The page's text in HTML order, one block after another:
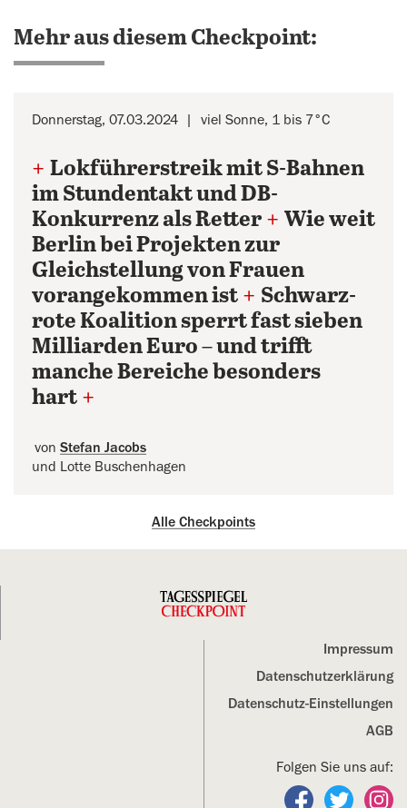
Mehr aus diesem Checkpoint:
Donnerstag, 07.03.2024 viel Sonne, 1 bis 7°C
+ Lokführerstreik mit S-Bahnen
im Stundentakt und DB-
Konkurrenz als Retter + Wie weit
Berlin bei Projekten zur
Gleichstellung von Frauen
vorangekommen ist + Schwarz-
rote Koalition sperrt fast sieben
Milliarden Euro – und trifft
manche Bereiche besonders
hart +
von Stefan Jacobs
und Lotte Buschenhagen
Alle Checkpoints
Impressum
Datenschutz­erklärung
Datenschutz-Einstellungen
AGB
Folgen Sie uns auf:
Folgen Sie